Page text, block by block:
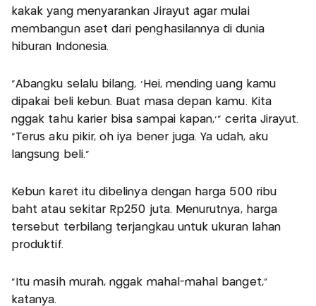
kakak yang menyarankan Jirayut agar mulai
membangun aset dari penghasilannya di dunia
hiburan Indonesia.
“Abangku selalu bilang, ‘Hei, mending uang kamu
dipakai beli kebun. Buat masa depan kamu. Kita
nggak tahu karier bisa sampai kapan,’” cerita Jirayut.
“Terus aku pikir, oh iya bener juga. Ya udah, aku
langsung beli.”
Kebun karet itu dibelinya dengan harga 500 ribu
baht atau sekitar Rp250 juta. Menurutnya, harga
tersebut terbilang terjangkau untuk ukuran lahan
produktif.
“Itu masih murah, nggak mahal-mahal banget,”
katanya.